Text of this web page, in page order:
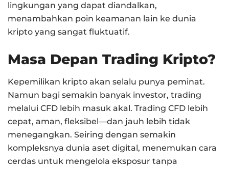
lingkungan yang dapat diandalkan,
menambahkan poin keamanan lain ke dunia
kripto yang sangat fluktuatif.
Masa Depan Trading Kripto?
Kepemilikan kripto akan selalu punya peminat.
Namun bagi semakin banyak investor, trading
melalui CFD lebih masuk akal. Trading CFD lebih
cepat, aman, fleksibel—dan jauh lebih tidak
menegangkan. Seiring dengan semakin
kompleksnya dunia aset digital, menemukan cara
cerdas untuk mengelola eksposur tanpa